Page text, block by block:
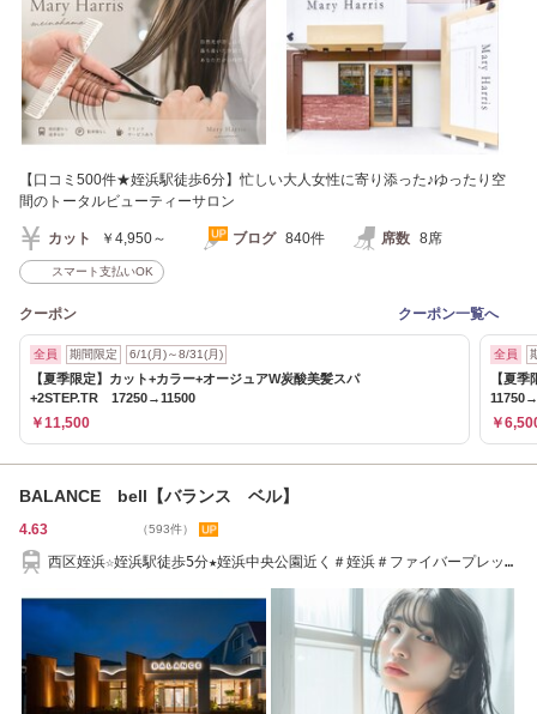
【口コミ500件★姪浜駅徒歩6分】忙しい大人女性に寄り添った♪ゆったり空
間のトータルビューティーサロン
カット ￥4,950～ ブログ 840件 席数 8席
スマート支払いOK
クーポン クーポン一覧へ
全員 期間限定 6/1(月)～8/31(月)
【夏季限定】カット+カラー+オージュアW炭酸美髪スパ
+2STEP.TR 17250→11500
￥11,500
全員
【夏
￥
BALANCE bell【バランス ベル】
4.63 （593件）
西区姪浜☆姪浜駅徒歩5分★姪浜中央公園近く＃姪浜＃ファイバープレッ